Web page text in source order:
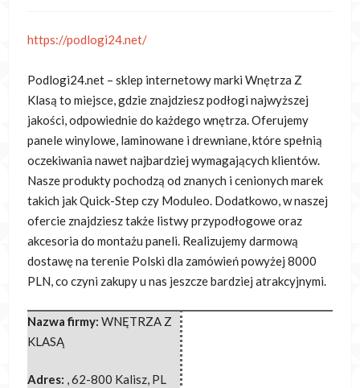
https://podlogi24.net/
Podlogi24.net – sklep internetowy marki Wnętrza Z
Klasą to miejsce, gdzie znajdziesz podłogi najwyższej
jakości, odpowiednie do każdego wnętrza. Oferujemy
panele winylowe, laminowane i drewniane, które spełnią
oczekiwania nawet najbardziej wymagających klientów.
Nasze produkty pochodzą od znanych i cenionych marek
takich jak Quick-Step czy Moduleo. Dodatkowo, w naszej
ofercie znajdziesz także listwy przypodłogowe oraz
akcesoria do montażu paneli. Realizujemy darmową
dostawę na terenie Polski dla zamówień powyżej 8000
PLN, co czyni zakupy u nas jeszcze bardziej atrakcyjnymi.
Nazwa firmy: WNĘTRZA Z
KLASĄ
Adres: ,62-800 Kalisz, PL